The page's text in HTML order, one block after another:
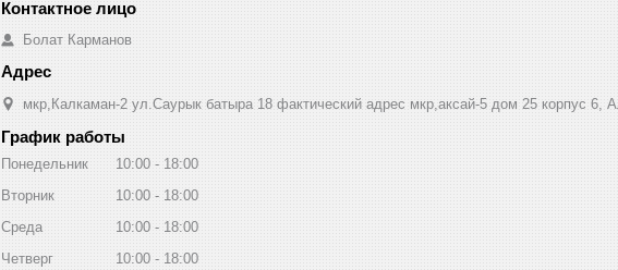
Болат Карманов
мкр,Калкаман-2 ул.Саурык батыра 18 фактический адрес мкр,аксай-5 дом 25 корпус 6,
График работы
Понедельник 10:00
18:00
Вторник
10:00
18:00
Среда
10:00
18:00
Четверг
10:00 18:00